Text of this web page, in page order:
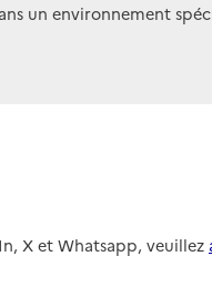
un environnement
X et Whatsapp, veuillez